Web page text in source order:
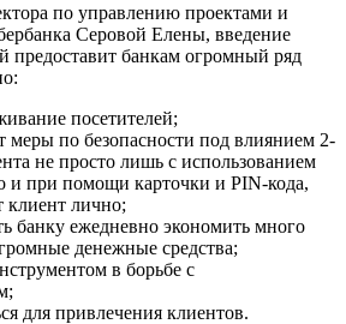
по управлению проектами и
Серовой Елены, введение
предоставит банкам огромный ряд
посетителей;
меры по безопасности под влиянием 2-
не просто лишь с использованием
и при помощи карточки и PIN-кода,
клиент лично;
банку ежедневно экономить много
денежные средства;
в борьбе с
для привлечения клиентов.